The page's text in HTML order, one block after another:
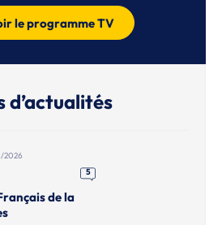
le programme TV
d’actualités
2026
5
de la